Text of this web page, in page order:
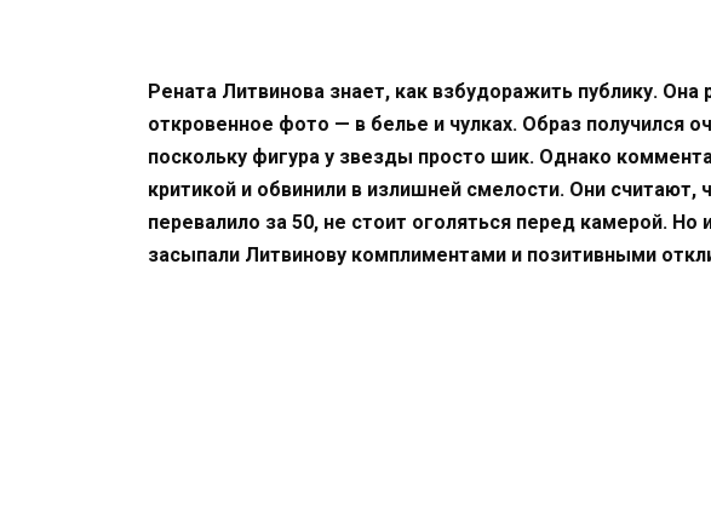
Рената Литвинова знает, как взбудоражить публику.
откровенное фото — в белье и чулках. Образ получился
поскольку фигура у звезды просто шик. Однако
критикой и обвинили в излишней смелости. Они
перевалило за 50, не стоит оголяться перед камерой.
засыпали Литвинову комплиментами и позитивными